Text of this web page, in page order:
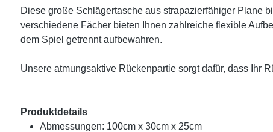
Diese große Schlägertasche aus strapazierfähiger Plane
verschiedene Fächer bieten Ihnen zahlreiche flexible
dem Spiel getrennt aufbewahren.
Unsere atmungsaktive Rückenpartie sorgt dafür, dass Ihr
Produktdetails
Abmessungen: 100cm x 30cm x 25cm